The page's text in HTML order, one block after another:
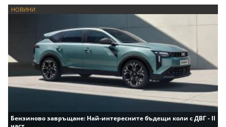
НОВИНИ
Бензиново завръщане: Най-интересните бъдещи коли с ДВГ - II